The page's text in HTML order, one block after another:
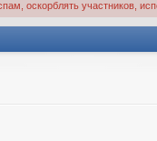
оскорблять участников,